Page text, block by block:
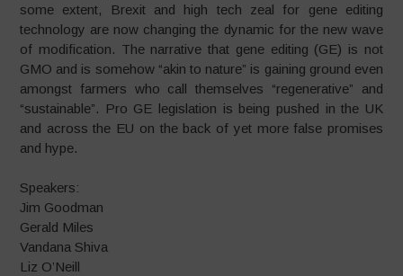
some extent, Brexit and high tech zeal for gene editing
technology are now changing the dynamic for the new wave
of modification. The narrative that gene editing (GE) is not
GMO and is somehow “akin to nature” is gaining ground even
amongst farmers who call themselves “regenerative” and
“sustainable”. Pro GE legislation is being pushed in the UK
and across the EU on the back of yet more false promises
and hype.
Speakers:
Jim Goodman
Gerald Miles
Vandana Shiva
Liz O’Neill